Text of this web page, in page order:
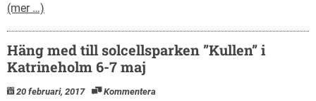
(mer …)
Häng med till solcellsparken ”Kullen” i
Katrineholm 6-7 maj
20 februari, 2017 Kommentera